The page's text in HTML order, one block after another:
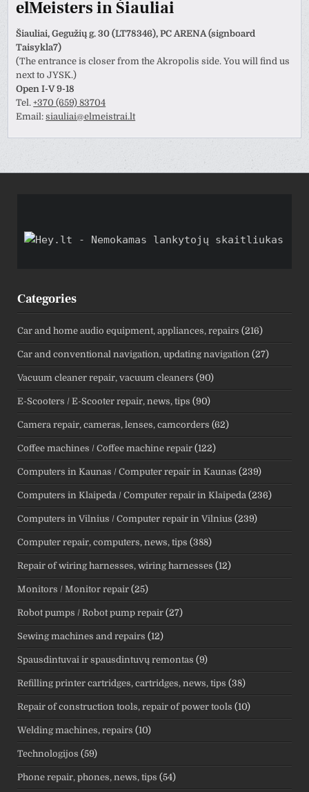
elMeisters in Šiauliai
Šiauliai, Gegužių g. 30 (LT78346), PC ARENA (signboard
Taisykla7)
(The entrance is closer from the Akropolis side. You will find us
next to JYSK.)
Open I-V 9-18
Tel.+370 (659) 83704
Email:siauliai@elmeistrai.lt
Categories
Car and home audio equipment, appliances, repairs (216)
Car and conventional navigation, updating navigation (27)
Vacuum cleaner repair, vacuum cleaners (90)
E-Scooters / E-Scooter repair, news, tips (90)
Camera repair, cameras, lenses, camcorders (62)
Coffee machines / Coffee machine repair (122)
Computers in Kaunas / Computer repair in Kaunas (239)
Computers in Klaipeda / Computer repair in Klaipeda (236)
Computers in Vilnius / Computer repair in Vilnius (239)
Computer repair, computers, news, tips (388)
Repair of wiring harnesses, wiring harnesses (12)
Monitors / Monitor repair (25)
Robot pumps / Robot pump repair (27)
Sewing machines and repairs (12)
Spausdintuvai ir spausdintuvų remontas (9)
Refilling printer cartridges, cartridges, news, tips (38)
Repair of construction tools, repair of power tools (10)
Welding machines, repairs (10)
Technologijos (59)
Phone repair, phones, news, tips (54)